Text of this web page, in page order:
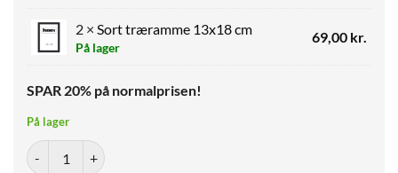
2 × Sort træramme 13x18 cm
På lager
69,00 kr.
SPAR 20% på normalprisen!
På lager
Billedvæg Sort - Lille pakke 3 antal